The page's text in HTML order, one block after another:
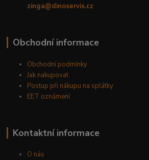
zinga@dinoservis.cz
Obchodní informace
Obchodní podmínky
Jak nakupovat
Postup při nákupu na splátky
EET oznámení
Kontaktní informace
O nás